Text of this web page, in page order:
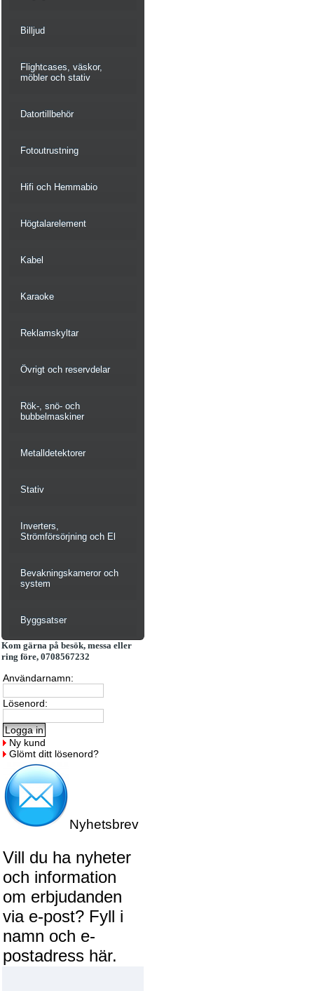
Billjud
Flightcases, väskor,
möbler och stativ
Datortillbehör
Fotoutrustning
Hifi och Hemmabio
Högtalarelement
Kabel
Karaoke
Reklamskyltar
Övrigt och reservdelar
Rök-, snö- och
bubbelmaskiner
Metalldetektorer
Stativ
Inverters,
Strömförsörjning och El
Bevakningskameror och
system
Byggsatser
Kom gärna på besök, messa eller
ring före, 0708567232
Användarnamn:
Lösenord:
Ny kund
Glömt ditt lösenord?
Nyhetsbrev
Vill du ha nyheter
och information
om erbjudanden
via e-post? Fyll i
namn och e-
postadress här.